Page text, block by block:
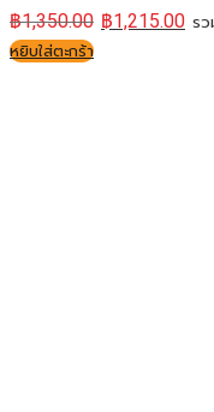
฿1,350.00 ฿1,215.00 ร
หยิบใส่ตะกร้า